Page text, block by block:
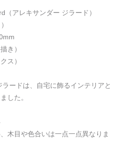
アレキサンダー ジラード）
）
）
ードは、自宅に飾るインテリアと
した。
木目や色合いは一点一点異なりま